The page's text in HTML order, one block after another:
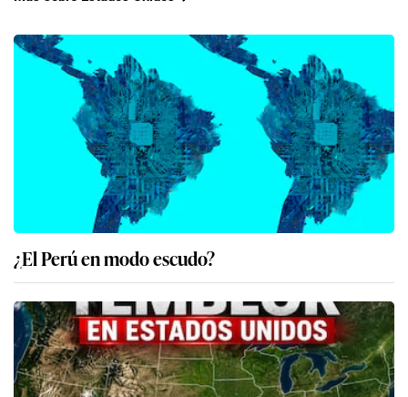
¿El Perú en modo escudo?